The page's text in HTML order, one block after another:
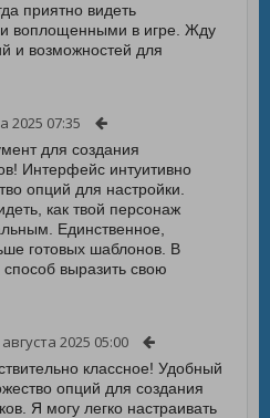
приятно видеть
воплощенными в игре. Жду
и возможностей для
2025 07:35
для создания
Интерфейс интуитивно
опций для настройки.
как твой персонаж
Единственное,
готовых шаблонов. В
выразить свою
2025 05:00
классное! Удобный
опций для создания
Я могу легко настраивать